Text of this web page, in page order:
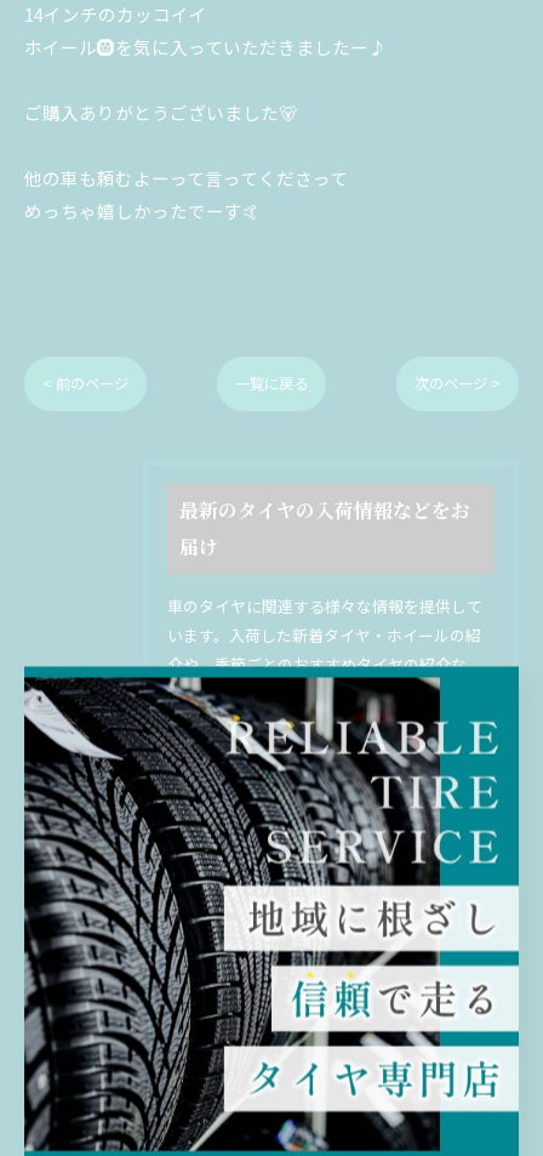
14インチのカッコイイ
ホイール🛞を気に入っていただきましたー♪
ご購入ありがとうございました🐻
他の車も頼むよーって言ってくださって
めっちゃ嬉しかったでーす🤙
< 前のページ 一覧に戻る 次のページ >
最新のタイヤの入荷情報などをお
届け
車のタイヤに関連する様々な情報を提供して
います。入荷した新着タイヤ・ホイールの紹
介や、季節ごとのおすすめタイヤの紹介な
ど、幅広いトピックをお届けしています。選
び方やタイヤの交換時期の目安、メンテナン
ス方法なども詳しく解説しています。プロの
視点からのアドバイスやお得な情報も満載で
す。
カテゴリー Categories
全てのカテゴリー
交換
販売
ホイール
買取